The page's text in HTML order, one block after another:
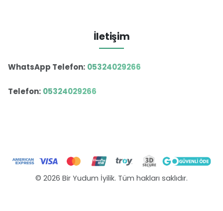
İletişim
WhatsApp Telefon: 05324029266
Telefon: 05324029266
© 2026 Bir Yudum İyilik. Tüm hakları saklıdır.